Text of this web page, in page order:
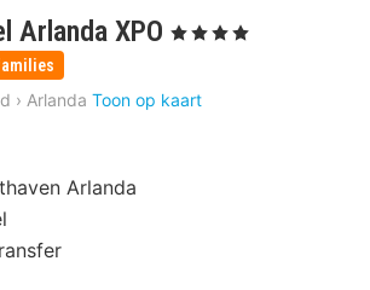
Arlanda XPO 1
vanaf
96,25
, 4 Sterren
› Arlanda Toon op kaart
Arlanda